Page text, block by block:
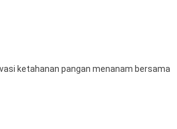
ketahanan pangan menanam bersama